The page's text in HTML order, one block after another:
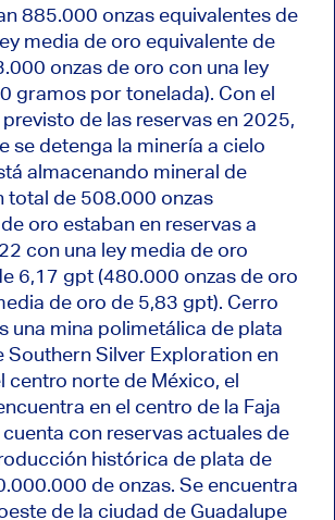
885.000 onzas equivalentes de
media de oro equivalente de
onzas de oro con una ley
gramos por tonelada). Con el
de las reservas en 2025,
se detenga la minería a cielo
almacenando mineral de
total de 508.000 onzas
oro estaban en reservas a
con una ley media de oro
6,17 gpt (480.000 onzas de oro
de oro de 5,83 gpt). Cerro
una mina polimetálica de plata
Southern Silver Exploration en
centro norte de México, el
en el centro de la Faja
cuenta con reservas actuales de
histórica de plata de
de onzas. Se encuentra
de la ciudad de Guadalupe